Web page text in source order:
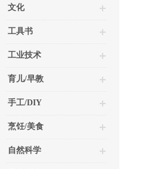
文化
工具书
工业技术
育儿/早教
手工/DIY
烹饪/美食
自然科学